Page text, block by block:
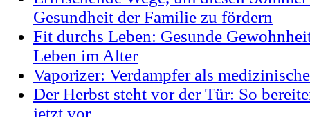
Gesundheit der Familie zu fördern
Fit durchs Leben: Gesunde
Leben im Alter
Vaporizer: Verdampfer als
Der Herbst steht vor der Tür: So